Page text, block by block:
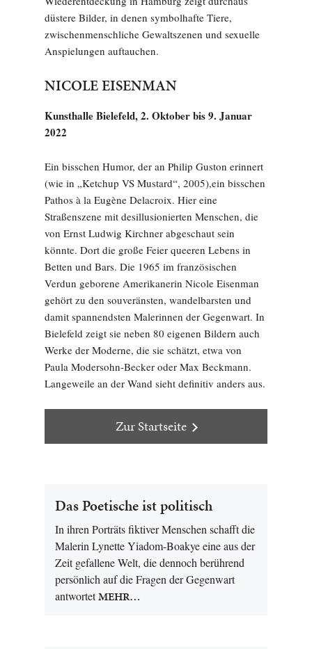
düstere Bilder, in denen symbolhafte Tiere,
zwischenmenschliche Gewaltszenen und sexuelle
Anspielungen auftauchen.
NICOLE EISENMAN
Kunsthalle Bielefeld, 2. Oktober bis 9. Januar
2022
Ein bisschen Humor, der an Philip Guston erinnert
(wie in „Ketchup VS Mustard“, 2005),ein bisschen
Pathos à la Eugène Delacroix. Hier eine
Straßenszene mit desillusionierten Menschen, die
von Ernst Ludwig Kirchner abgeschaut sein
könnte. Dort die große Feier queeren Lebens in
Betten und Bars. Die 1965 im französischen
Verdun geborene Amerikanerin Nicole Eisenman
gehört zu den souveränsten, wandelbarsten und
damit spannendsten Malerinnen der Gegenwart. In
Bielefeld zeigt sie neben 80 eigenen Bildern auch
Werke der Moderne, die sie schätzt, etwa von
Paula Modersohn-Becker oder Max Beckmann.
Langeweile an der Wand sieht definitiv anders aus.
Zur Startseite
Das Poetische ist politisch
In ihren Porträts fiktiver Menschen schafft die
Malerin Lynette Yiadom-Boakye eine aus der
Zeit gefallene Welt, die dennoch berührend
persönlich auf die Fragen der Gegenwart
antwortetMEHR…